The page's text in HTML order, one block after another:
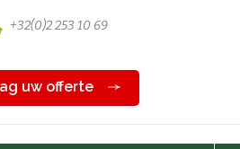
+32(0)2 253 10 69
uw offerte